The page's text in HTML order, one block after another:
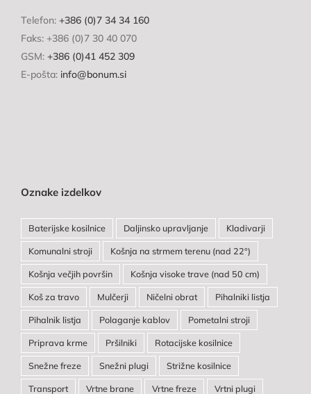
Telefon: +386 (0)7 34 34 160
Faks: +386 (0)7 30 40 070
GSM: +386 (0)41 452 309
E-pošta: info@bonum.si
Oznake izdelkov
Baterijske kosilnice Daljinsko upravljanje Kladivarji
Komunalni stroji Košnja na strmem terenu (nad 22°)
Košnja večjih površin Košnja visoke trave (nad 50 cm)
Koš za travo Mulčerji Ničelni obrat Pihalniki listja
Pihalnik listja Polaganje kablov Pometalni stroji
Priprava krme Pršilniki Rotacijske kosilnice
Snežne freze Snežni plugi Strižne kosilnice
Transport Vrtne brane Vrtne freze Vrtni plugi